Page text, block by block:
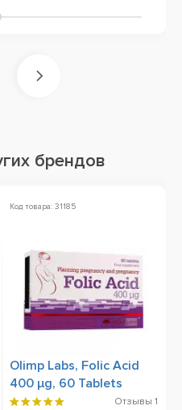
брендов
Код товара: 31185
Olimp Labs, Folic Acid
400 µg, 60 Tablets
Отзывы 1